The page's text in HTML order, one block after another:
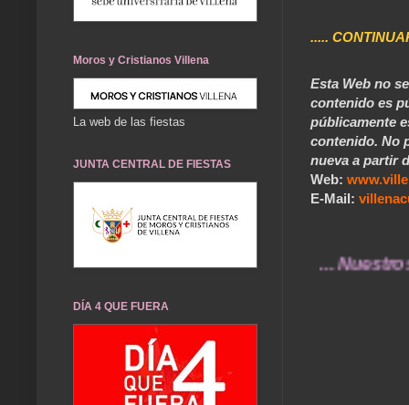
.....
Esta Web no
contenido es
públicamente
contenido. No
nueva a partir
Web:
E-Mail:
... Nuestros
Moros y Cristianos Villena
La web de las fiestas
JUNTA CENTRAL DE FIESTAS
DÍA 4 QUE FUERA